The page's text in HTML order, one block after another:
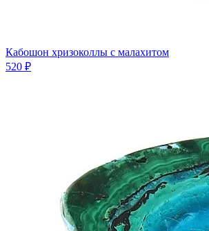
Кабошон хризоколлы с малахитом
520 ₽